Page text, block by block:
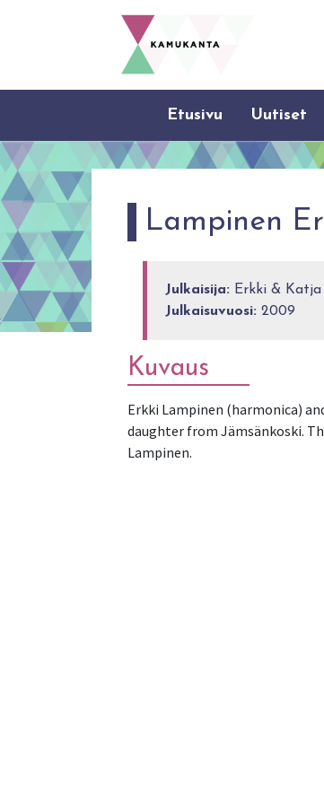
Etusivu Uutiset
Lampinen
Julkaisija: Erkki &
Julkaisuvuosi: 2009
Kuvaus
Erkki Lampinen (harmonica)
daughter from Jämsänkoski.
Lampinen.